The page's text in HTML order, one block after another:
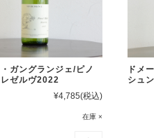
・ガングランジェ/ピノ
ゼルヴ2022
¥4,785(税込)
在庫 ×
ドメ
シュ